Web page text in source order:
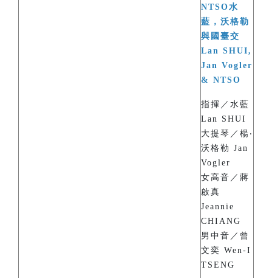
NTSO水
藍，沃格勒
與國臺交
Lan SHUI,
Jan Vogler
& NTSO
指揮／水藍
Lan SHUI
大提琴／楊‧
沃格勒 Jan
Vogler
女高音／蔣
啟真
Jeannie
CHIANG
男中音／曾
文奕 Wen-I
TSENG